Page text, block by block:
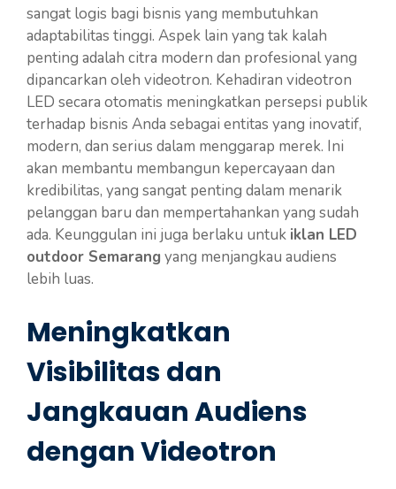
sangat logis bagi bisnis yang membutuhkan
adaptabilitas tinggi. Aspek lain yang tak kalah
penting adalah citra modern dan profesional yang
dipancarkan oleh videotron. Kehadiran videotron
LED secara otomatis meningkatkan persepsi publik
terhadap bisnis Anda sebagai entitas yang inovatif,
modern, dan serius dalam menggarap merek. Ini
akan membantu membangun kepercayaan dan
kredibilitas, yang sangat penting dalam menarik
pelanggan baru dan mempertahankan yang sudah
ada. Keunggulan ini juga berlaku untuk iklan LED
outdoor Semarang yang menjangkau audiens
lebih luas.
Meningkatkan
Visibilitas dan
Jangkauan Audiens
dengan Videotron